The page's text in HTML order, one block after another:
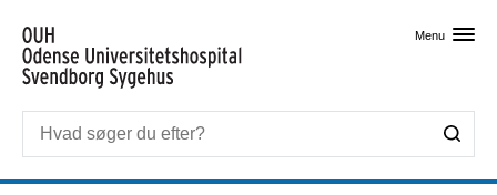
Menu